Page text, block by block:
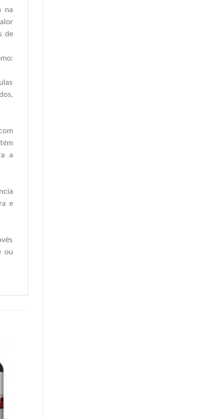
na
de
a
e
ou